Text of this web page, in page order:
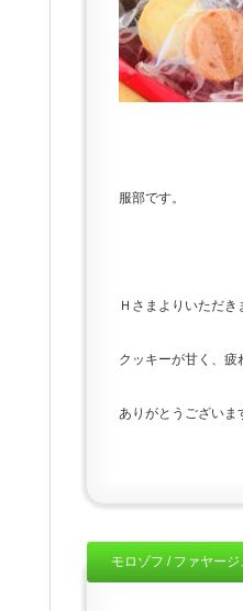
服部です。
Ｈさまよりいただき
クッキーが甘く、疲
ありがとうございま
モロゾフ / ファヤー